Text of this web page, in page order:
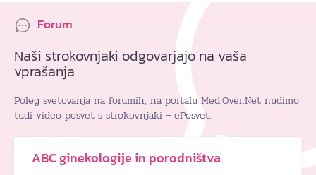
Forum
Naši strokovnjaki odgovarjajo na vaša
vprašanja
Poleg svetovanja na forumih, na portalu Med.Over.Net nudimo
tudi video posvet s strokovnjaki – ePosvet.
ABC ginekologije in porodništva